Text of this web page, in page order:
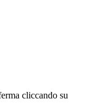
cliccando su